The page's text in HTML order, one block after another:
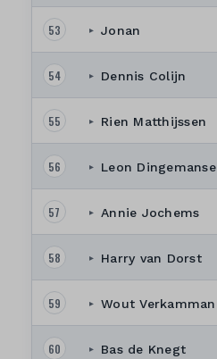
53 ▸ Jonan
54 ▸ Dennis Colijn
55 ▸ Rien Matthijssen
56 ▸ Leon Dingemanse
57 ▸ Annie Jochems
58 ▸ Harry van Dorst
59 ▸ Wout Verkamman
60 ▸ Bas de Knegt